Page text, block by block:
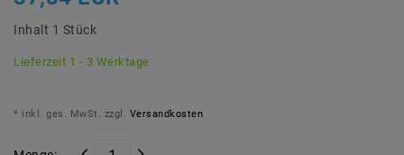
Inhalt 1 Stück
Lieferzeit 1 - 3 Werktage
* inkl. ges. MwSt. zzgl. Versandkosten